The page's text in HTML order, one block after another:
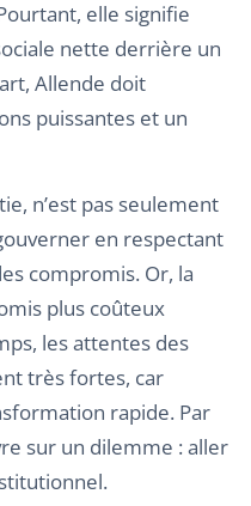
elle signifie
nette derrière un
Allende doit
puissantes et un
n’est pas seulement
en respectant
compromis. Or, la
plus coûteux
les attentes des
très fortes, car
rapide. Par
sur un dilemme : aller